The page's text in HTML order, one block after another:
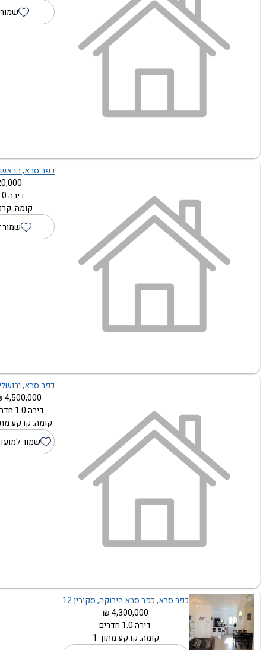
כפר סבא,
₪
דירה 1.0 חדרים
קומה:
שמור
כפר סבא,
4,500,000 ₪
דירה 1.0 חדרים
קומה: קרקע
שמור
כפר סבא, כפר סבא הירוקה, סקיבין 12
4,300,000 ₪
דירה 1.0 חדרים
קומה: קרקע מתוך 1